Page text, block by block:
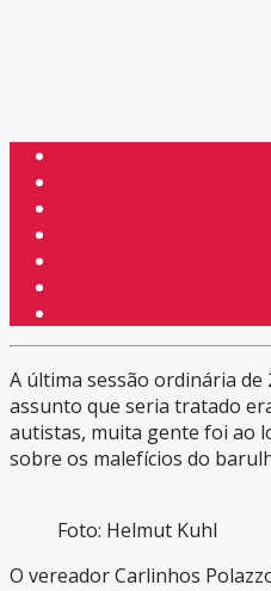
A última sessão ordinária
assunto que seria tratado
autistas, muita gente foi ao
sobre os malefícios do
Foto: Helmut Kuhl
O vereador Carlinhos